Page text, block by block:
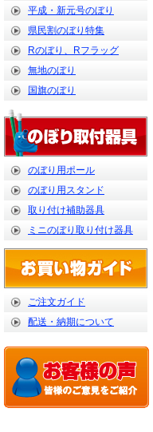
平成・新元号のぼり
県民割のぼり特集
Rのぼり、Rフラッグ
無地のぼり
国旗のぼり
のぼり用ポール
のぼり用スタンド
取り付け補助器具
ミニのぼり取り付け器具
ご注文ガイド
配送・納期について